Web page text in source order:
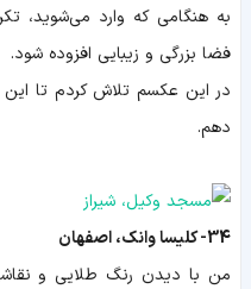
به هنگامی که وارد می‌شوید،
فضا بزرگی و زیبایی افزوده شود.
در این عکسم تلاش کردم تا
دهم.
34- کلیسا وانک، اصفهان
من با دیدن رنگ طلایی و